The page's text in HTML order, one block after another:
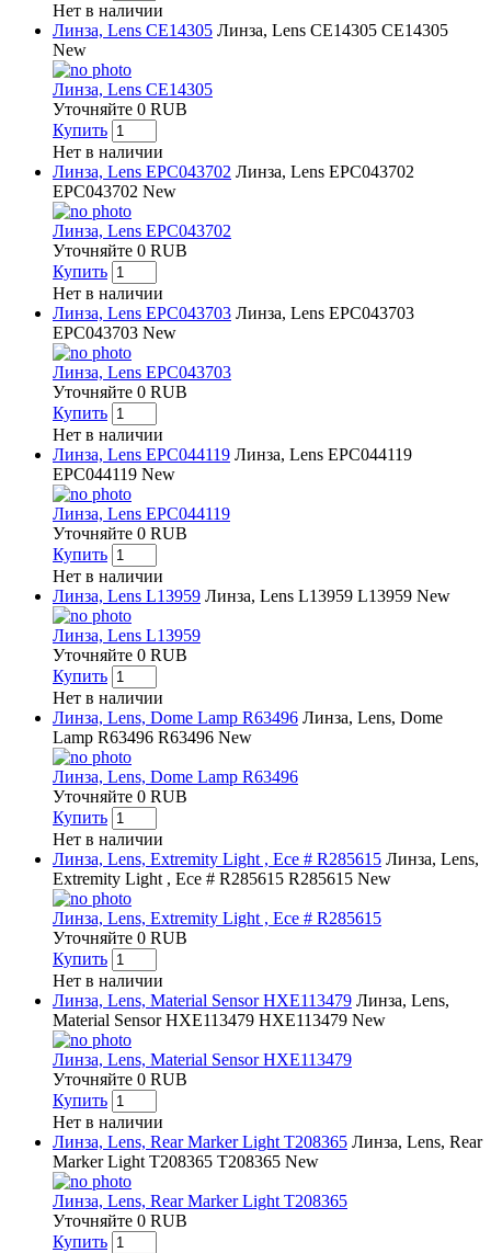
Нет в наличии
Линза, Lens CE14305 Линза, Lens CE14305 CE14305
New
Линза, Lens CE14305
Уточняйте 0 RUB
Купить
Нет в наличии
Линза, Lens EPC043702 Линза, Lens EPC043702
EPC043702 New
Линза, Lens EPC043702
Уточняйте 0 RUB
Купить
Нет в наличии
Линза, Lens EPC043703 Линза, Lens EPC043703
EPC043703 New
Линза, Lens EPC043703
Уточняйте 0 RUB
Купить
Нет в наличии
Линза, Lens EPC044119 Линза, Lens EPC044119
EPC044119 New
Линза, Lens EPC044119
Уточняйте 0 RUB
Купить
Нет в наличии
Линза, Lens L13959 Линза, Lens L13959 L13959 New
Линза, Lens L13959
Уточняйте 0 RUB
Купить
Нет в наличии
Линза, Lens, Dome Lamp R63496 Линза, Lens, Dome
Lamp R63496 R63496 New
Линза, Lens, Dome Lamp R63496
Уточняйте 0 RUB
Купить
Нет в наличии
Линза, Lens, Extremity Light , Ece # R285615 Линза, Lens,
Extremity Light , Ece # R285615 R285615 New
Линза, Lens, Extremity Light , Ece # R285615
Уточняйте 0 RUB
Купить
Нет в наличии
Линза, Lens, Material Sensor HXE113479 Линза, Lens,
Material Sensor HXE113479 HXE113479 New
Линза, Lens, Material Sensor HXE113479
Уточняйте 0 RUB
Купить
Нет в наличии
Линза, Lens, Rear Marker Light T208365 Линза, Lens, Rear
Marker Light T208365 T208365 New
Линза, Lens, Rear Marker Light T208365
Уточняйте 0 RUB
Купить